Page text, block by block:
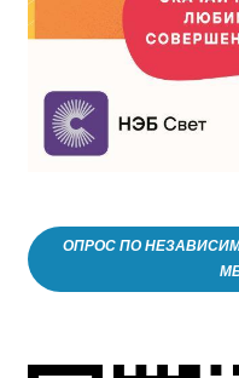
ОПРОС ПО